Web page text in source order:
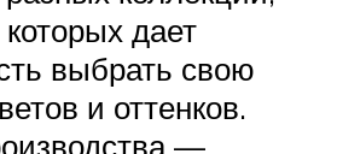
дает
выбрать свою
и оттенков.
—